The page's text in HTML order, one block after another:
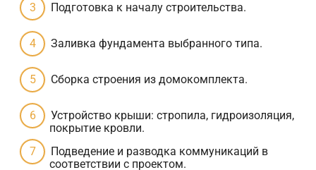
Подготовка к началу строительства.
Заливка фундамента выбранного типа.
Сборка строения из домокомплекта.
Устройство крыши: стропила, гидроизоляция,
покрытие кровли.
Подведение и разводка коммуникаций в
соответствии с проектом.